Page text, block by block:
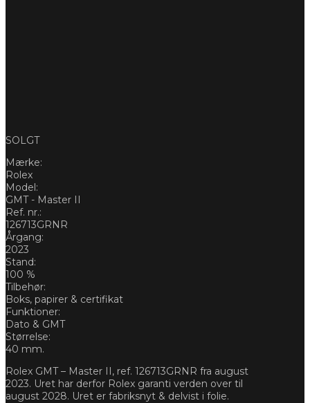
SOLGT
Mærke:
Rolex
Model:
GMT - Master II
Ref. nr.:
126713GRNR
Årgang:
2023
Stand:
100 %
Tilbehør:
Boks, papirer & certifikat
Funktioner:
Dato & GMT
Størrelse:
40 mm.
Rolex GMT – Master II, ref. 126713GRNR fra august
2023. Uret har derfor Rolex garanti verden over til
august 2028. Uret er fabriksnyt & delvist i folie.